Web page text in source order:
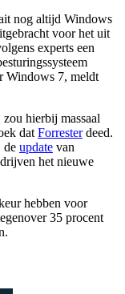
nog altijd Windows
voor het uit
experts een
Windows 7, meldt
zou hierbij massaal
datForresterdeed.
de update van
het nieuwe
hebben voor
35 procent